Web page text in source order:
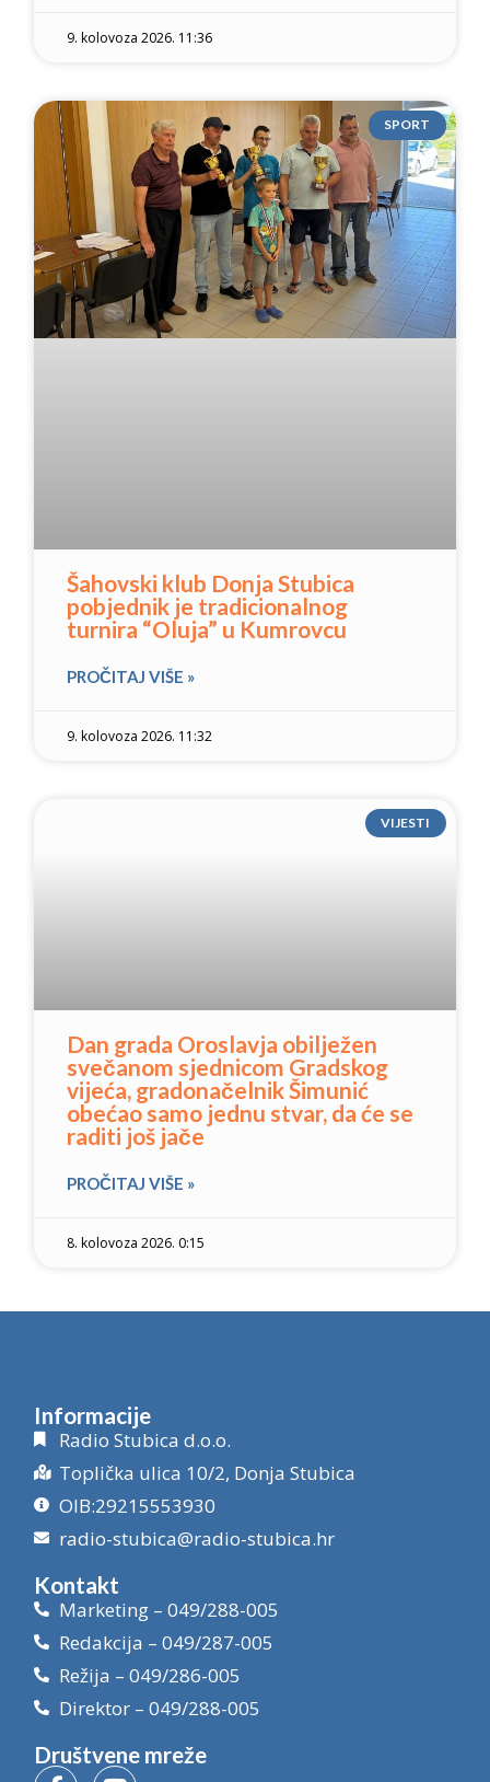
9. kolovoza 2026. 11:36
SPORT
Šahovski klub Donja Stubica
pobjednik je tradicionalnog
turnira “Oluja” u Kumrovcu
PROČITAJ VIŠE »
9. kolovoza 2026. 11:32
VIJESTI
Dan grada Oroslavja obilježen
svečanom sjednicom Gradskog
vijeća, gradonačelnik Šimunić
obećao samo jednu stvar, da će se
raditi još jače
PROČITAJ VIŠE »
8. kolovoza 2026. 0:15
Informacije
Radio Stubica d.o.o.
Toplička ulica 10/2, Donja Stubica
OIB:29215553930
radio-stubica@radio-stubica.hr
Kontakt
Marketing – 049/288-005
Redakcija – 049/287-005
Režija – 049/286-005
Direktor – 049/288-005
Društvene mreže